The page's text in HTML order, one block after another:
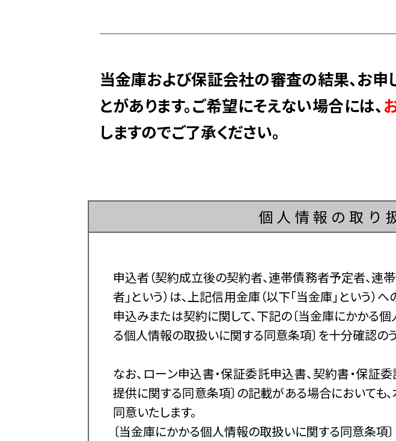
当金庫および保証会社の審査の結果、お申
とがあります。ご希望にそえない場合には、
しますのでご了承ください。
個人情報の取り
申込者（契約成立後の契約者、連帯債務者予定者、連
者」という）は、上記信用金庫（以下「当金庫」という
申込みまたは契約に関して、下記の〔当金庫にかかる
る個人情報の取扱いに関する同意条項〕を十分確認の
なお、ローン申込書・保証委託申込書、契約書・保証
提供に関する同意条項〕の記載がある場合において
同意いたします。
〔当金庫にかかる個人情報の取扱いに関する同意条項〕